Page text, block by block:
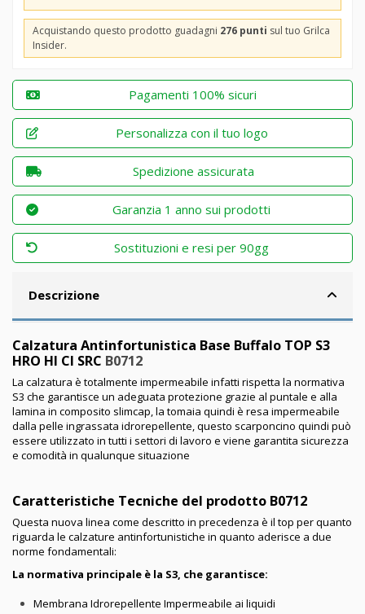
Acquistando questo prodotto guadagni 276 punti sul tuo Grilca
Insider.
Pagamenti 100% sicuri
Personalizza con il tuo logo
Spedizione assicurata
Garanzia 1 anno sui prodotti
Sostituzioni e resi per 90gg
Descrizione
Calzatura Antinfortunistica Base Buffalo TOP S3
HRO HI CI SRC B0712
La calzatura è totalmente impermeabile infatti rispetta la normativa
S3 che garantisce un adeguata protezione grazie al puntale e alla
lamina in composito slimcap, la tomaia quindi è resa impermeabile
dalla pelle ingrassata idrorepellente, questo scarponcino quindi può
essere utilizzato in tutti i settori di lavoro e viene garantita sicurezza
e comodità in qualunque situazione
Caratteristiche Tecniche del prodotto B0712
Questa nuova linea come descritto in precedenza è il top per quanto
riguarda le calzature antinfortunistiche in quanto aderisce a due
norme fondamentali:
La normativa principale è la S3, che garantisce:
Membrana Idrorepellente Impermeabile ai liquidi